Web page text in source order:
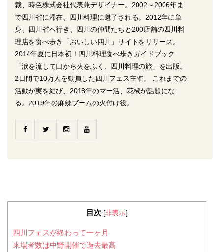
裁、時色株式会社代表兼デザイナー。2002～2006年ま
で四川省に滞在、四川料理に魅了される。2012年に単
身、四川省へ行き、四川の仲間たちと200店舗の四川料
理店を食べ歩き「おいしい四川」サイトをリリース。
2014年夏に日本初！四川料理食べ歩きガイドブック
「涙を流して口から火をふく、四川料理の旅」を出版。
2日間で10万人を動員した四川フェス主催。 これまでの
活動が実を結び、2018年のマー活、花椒が話題にな
る。2019年の麻辣ブームの火付け役。
目次 [非表示]
四川フェスが終わって一ヶ月
来場者数は中野開催で過去最高